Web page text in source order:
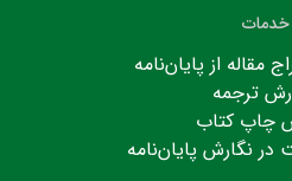
خدمات
مقاله از پایان‌نامه
ترجمه
چاپ کتاب
نگارش پایان‌نامه